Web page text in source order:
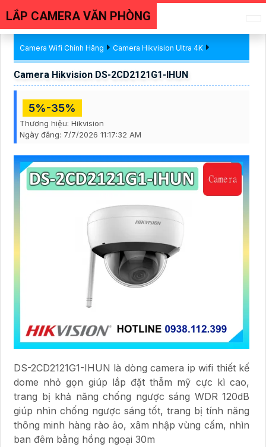
LẮP CAMERA VĂN PHÒNG
Camera Wifi Chính Hãng Camera Hikvision Ultra 4K
Camera Hikvision DS-2CD2121G1-IHUN
5%-35%
Thương hiệu: Hikvision
Ngày đăng: 7/7/2026 11:17:32 AM
DS-2CD2121G1-IHUN là dòng camera ip wifi thiết kế
dome nhỏ gọn giúp lắp đặt thẫm mỹ cực kì cao,
trang bị khả năng chống ngược sáng WDR 120dB
giúp nhìn chống ngược sáng tốt, trang bị tính năng
thông minh hàng rào ảo, xâm nhập vùng cấm, nhìn
ban đêm bằng hồng ngoại 30m